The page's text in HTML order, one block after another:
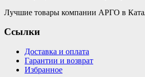
Лучшие товары компании АРГО в
Ссылки
Доставка и оплата
Гарантии и возврат
Избранное